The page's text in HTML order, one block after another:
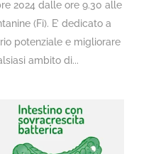
2024 dalle ore 9.30 alle
(Fi). E’ dedicato a
potenziale e migliorare
ambito di...